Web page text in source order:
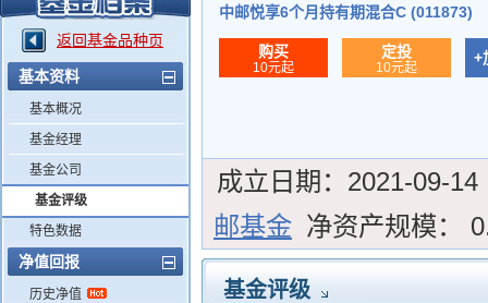
返回基金品种页
基本资料
基本概况
基金经理
基金公司
基金评级
特色数据
净值回报
历史净值
中邮悦享6个月持有期混合C (011873)
购买
10元起
定投
10元起
+
成立日期： 2021-09-14
邮基金 净资产规模：
基金评级